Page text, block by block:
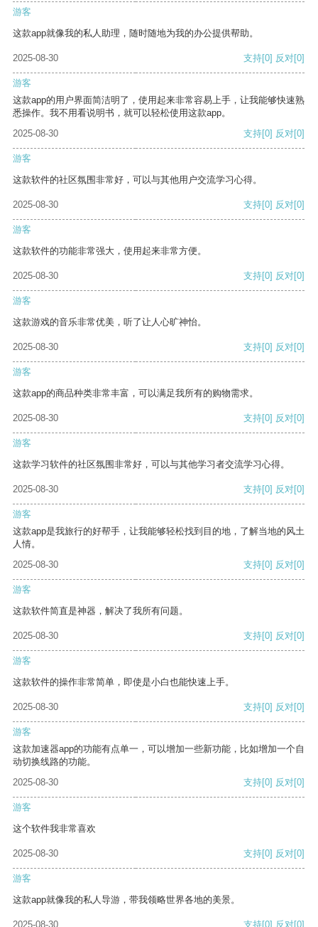
游客
这款app就像我的私人助理，随时随地为我的办公提供帮助。
2025-08-30 支持[0] 反对[0]
游客
这款app的用户界面简洁明了，使用起来非常容易上手，让我能够快速熟
悉操作。我不用看说明书，就可以轻松使用这款app。
2025-08-30
支持[0] 反对[0]
游客
这款软件的社区氛围非常好，可以与其他用户交流学习心得。
2025-08-30 支持[0] 反对[0]
游客
这款软件的功能非常强大，使用起来非常方便。
2025-08-30 支持[0] 反对[0]
游客
这款游戏的音乐非常优美，听了让人心旷神怡。
2025-08-30 支持[0] 反对[0]
游客
这款app的商品种类非常丰富，可以满足我所有的购物需求。
2025-08-30 支持[0] 反对[0]
游客
这款学习软件的社区氛围非常好，可以与其他学习者交流学习心得。
2025-08-30 支持[0] 反对[0]
游客
这款app是我旅行的好帮手，让我能够轻松找到目的地，了解当地的风土
人情。
2025-08-30
支持[0] 反对[0]
游客
这款软件简直是神器，解决了我所有问题。
2025-08-30 支持[0] 反对[0]
游客
这款软件的操作非常简单，即使是小白也能快速上手。
2025-08-30 支持[0] 反对[0]
游客
这款加速器app的功能有点单一，可以增加一些新功能，比如增加一个自
动切换线路的功能。
2025-08-30
支持[0] 反对[0]
游客
这个软件我非常喜欢
2025-08-30 支持[0] 反对[0]
游客
这款app就像我的私人导游，带我领略世界各地的美景。
2025-08-30 支持[0] 反对[0]